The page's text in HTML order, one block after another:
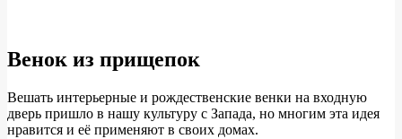
Венок из прищепок
Вешать интерьерные и рождественские венки на входную
дверь пришло в нашу культуру с Запада, но многим эта идея
нравится и её применяют в своих домах.